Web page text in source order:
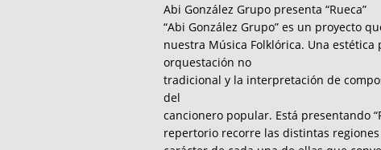
Abi González Grupo presenta “Rueca”
“Abi González Grupo” es un proyecto
nuestra Música Folklórica. Una
orquestación no
tradicional y la interpretación de
del
cancionero popular. Está presentando
repertorio recorre las distintas